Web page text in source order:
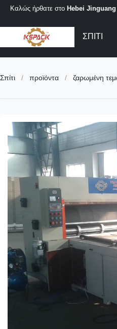
Καλώς ήρθατε στο Hebei
ΣΠΊΤΙ
Σπίτι / προϊόντα / ζαρωμένη